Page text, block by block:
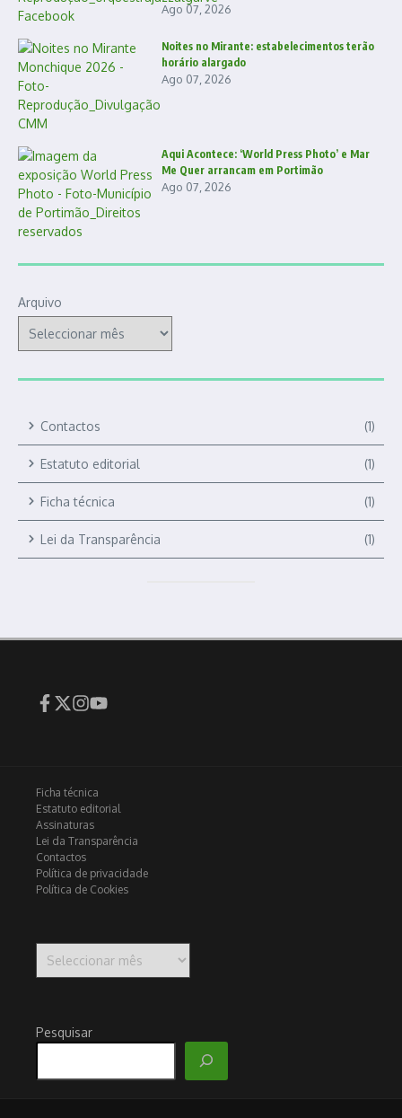
Ago 07, 2026
Noites no Mirante: estabelecimentos terão
horário alargado
Ago 07, 2026
Aqui Acontece: ‘World Press Photo’ e Mar
Me Quer arrancam em Portimão
Ago 07, 2026
Arquivo
Contactos (1)
Estatuto editorial (1)
Ficha técnica (1)
Lei da Transparência (1)
Ficha técnica
Estatuto editorial
Assinaturas
Lei da Transparência
Contactos
Política de privacidade
Política de Cookies
Pesquisar